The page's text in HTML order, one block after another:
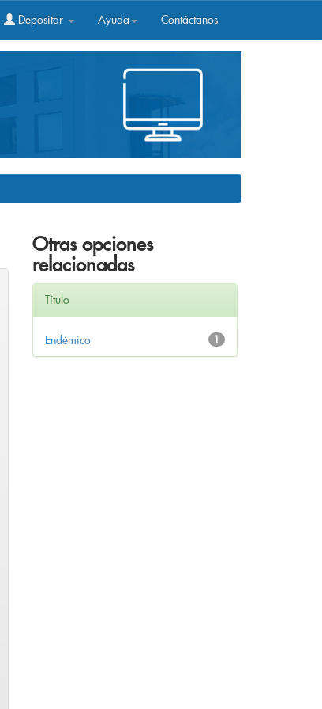
Depositar Ayuda Contáctanos
Otras opciones
relacionadas
Título
1
Endémico